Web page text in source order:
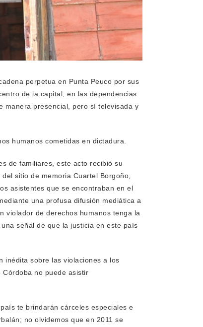
perpetua en Punta Peuco por sus
de la capital, en las dependencias
manera presencial, pero sí televisada y
humanos cometidas en dictadura.
de familiares, este acto recibió su
sitio de memoria Cuartel Borgoño,
asistentes que se encontraban en el
una profusa difusión mediática a
violador de derechos humanos tenga la
señal de que la justicia en este país
inédita sobre las violaciones a los
no puede asistir
te brindarán cárceles especiales e
no olvidemos que en 2011 se